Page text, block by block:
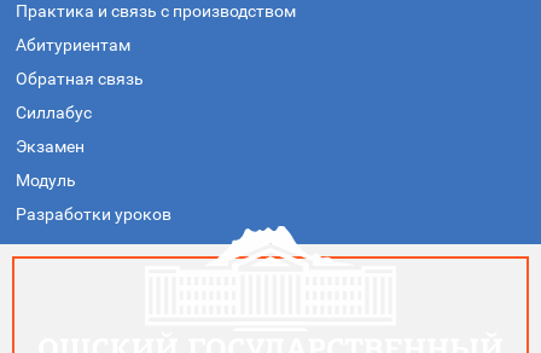
Практика и связь с производством
Абитуриентам
Обратная связь
Силлабус
Экзамен
Модуль
Разработки уроков